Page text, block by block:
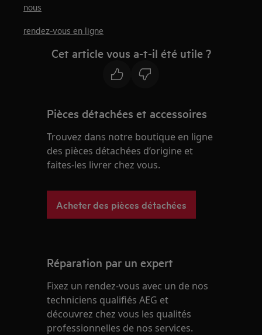
nous
rendez-vous en ligne
Cet article vous a-t-il été utile ?
Pièces détachées et accessoires
Trouvez dans notre boutique en ligne
des pièces détachées d’origine et
faites-les livrer chez vous.
Acheter des pièces détachées
Réparation par un expert
Fixez un rendez-vous avec un de nos
techniciens qualifiés AEG et
découvrez chez vous les qualités
professionnelles de nos services.